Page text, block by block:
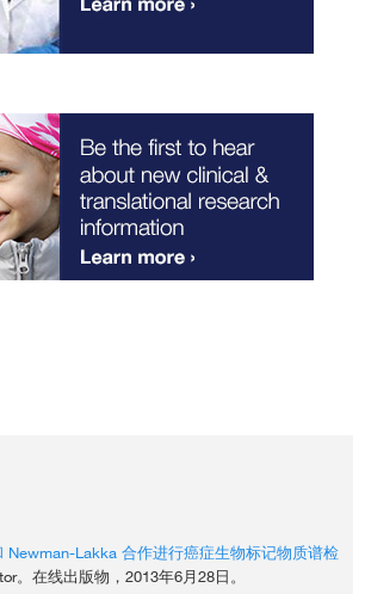
Newman-Lakka 合作进行癌症生物标记物质谱检
。在线出版物，2013年6月28日。